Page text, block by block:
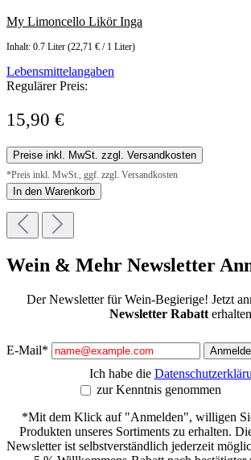
My Limoncello Likör Inga
Inhalt: 0.7 Liter (22,71 € / 1 Liter)
Lebensmittelangaben
Regulärer Preis:
15,90 €
Preise inkl. MwSt. zzgl. Versandkosten
*Preis inkl. MwSt., ggf. zzgl. Versandkosten
In den Warenkorb
Wein & Mehr Newsletter
Der Newsletter für Wein-Begierige! Jetzt
Newsletter Rabatterhalten
E-Mail*
Ich habe die
zur Kenntnis genommen
*Mit dem Klick auf "Anmelden", willigen
Produkten unseres Sortiments zu erhalten.
Newsletter ist selbstverständlich jederzeit